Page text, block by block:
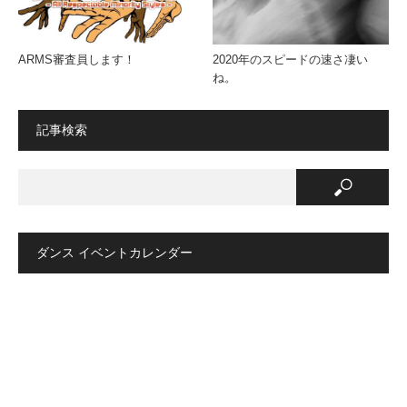
ARMS審査員します！
2020年のスピードの速さ凄い
ね。
記事検索
ダンス イベントカレンダー